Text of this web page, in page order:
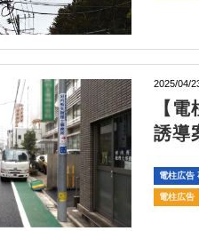
2025/04/
【
誘導
電柱広告
電柱広告